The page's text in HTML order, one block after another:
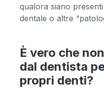
qualora siano
dentale o altre
È vero che
dal dentista
propri denti?